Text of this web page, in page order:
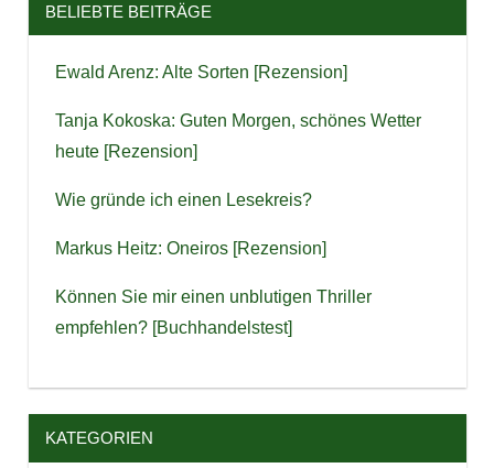
BELIEBTE BEITRÄGE
Ewald Arenz: Alte Sorten [Rezension]
Tanja Kokoska: Guten Morgen, schönes Wetter
heute [Rezension]
Wie gründe ich einen Lesekreis?
Markus Heitz: Oneiros [Rezension]
Können Sie mir einen unblutigen Thriller
empfehlen? [Buchhandelstest]
KATEGORIEN